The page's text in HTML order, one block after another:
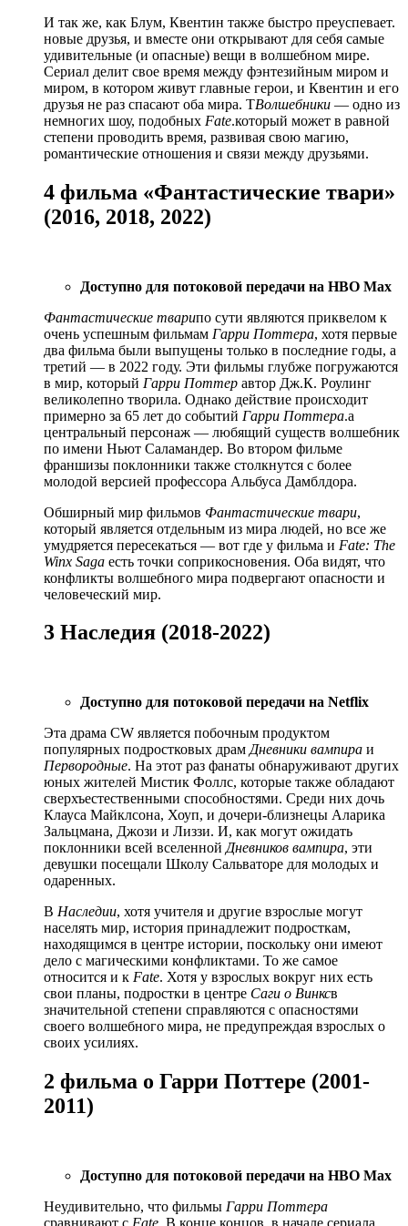
И так же, как Блум, Квентин также быстро преуспевает.
новые друзья, и вместе они открывают для себя самые
удивительные (и опасные) вещи в волшебном мире.
Сериал делит свое время между фэнтезийным миром и
миром, в котором живут главные герои, и Квентин и его
друзья не раз спасают оба мира. TВолшебники — одно из
немногих шоу, подобных Fate.который может в равной
степени проводить время, развивая свою магию,
романтические отношения и связи между друзьями.
4 фильма «Фантастические твари»
(2016, 2018, 2022)
Доступно для потоковой передачи на HBO Max
Фантастические тварипо сути являются приквелом к ​​
очень успешным фильмам Гарри Поттера, хотя первые
два фильма были выпущены только в последние годы, а
третий — в 2022 году. Эти фильмы глубже погружаются
в мир, который Гарри Поттер автор Дж.К. Роулинг
великолепно творила. Однако действие происходит
примерно за 65 лет до событий Гарри Поттера.а
центральный персонаж — любящий существ волшебник
по имени Ньют Саламандер. Во втором фильме
франшизы поклонники также столкнутся с более
молодой версией профессора Альбуса Дамблдора.
Обширный мир фильмов Фантастические твари,
который является отдельным из мира людей, но все же
умудряется пересекаться — вот где у фильма и Fate: The
Winx Saga есть точки соприкосновения. Оба видят, что
конфликты волшебного мира подвергают опасности и
человеческий мир.
3 Наследия (2018-2022)
Доступно для потоковой передачи на Netflix
Эта драма CW является побочным продуктом
популярных подростковых драм Дневники вампира и
Первородные. На этот раз фанаты обнаруживают других
юных жителей Мистик Фоллс, которые также обладают
сверхъестественными способностями. Среди них дочь
Клауса Майклсона, Хоуп, и дочери-близнецы Аларика
Зальцмана, Джози и Лиззи. И, как могут ожидать
поклонники всей вселенной Дневников вампира, эти
девушки посещали Школу Сальваторе для молодых и
одаренных.
В Наследии, хотя учителя и другие взрослые могут
населять мир, история принадлежит подросткам,
находящимся в центре истории, поскольку они имеют
дело с магическими конфликтами. То же самое
относится и к Fate. Хотя у взрослых вокруг них есть
свои планы, подростки в центре Саги о Винксв
значительной степени справляются с опасностями
своего волшебного мира, не предупреждая взрослых о
своих усилиях.
2 фильма о Гарри Поттере (2001-
2011)
Доступно для потоковой передачи на HBO Max
Неудивительно, что фильмы Гарри Поттера